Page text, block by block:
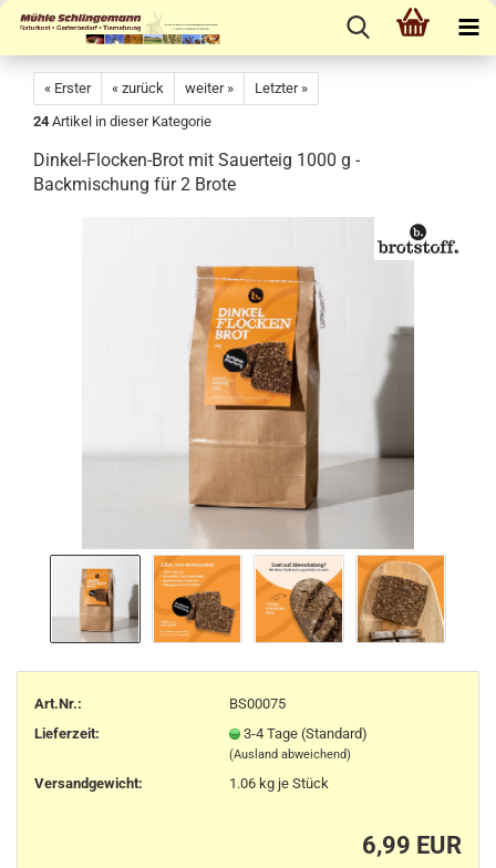
« Erster « zurück weiter »
Letzter »
24 Artikel in dieser Kategorie
Dinkel-Flocken-Brot mit Sauerteig 1000 g -
Backmischung für 2 Brote
Art.Nr.:
BS00075
Lieferzeit:
3-4 Tage (Standard)
(Ausland abweichend)
Versandgewicht: 1.06kg je Stück
6,99 EUR